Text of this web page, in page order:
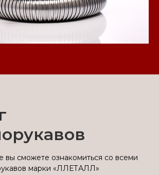
вы сможете ознакомиться со всеми
марки «ЛЛЕТАЛЛ»